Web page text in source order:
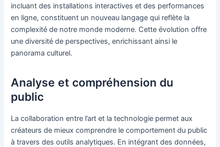
incluant des installations interactives et des performances
en ligne, constituent un nouveau langage qui reflète la
complexité de notre monde moderne. Cette évolution offre
une diversité de perspectives, enrichissant ainsi le
panorama culturel.
Analyse et compréhension du
public
La collaboration entre l’art et la technologie permet aux
créateurs de mieux comprendre le comportement du public
à travers des outils analytiques. En intégrant des données,